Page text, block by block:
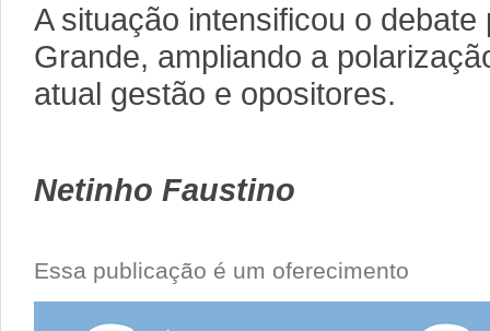
A situação intensificou o
Grande, ampliando a
atual gestão e opositores.
Netinho Faustino
Essa publicação é um oferecimento